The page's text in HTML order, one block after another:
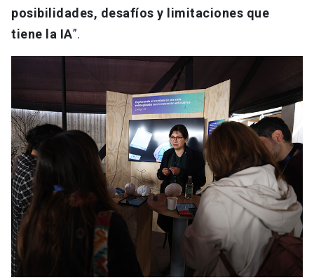
posibilidades, desafíos y limitaciones que
tiene la IA”.